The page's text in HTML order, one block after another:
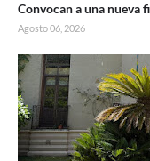
Convocan a una nueva
Agosto 06, 2026